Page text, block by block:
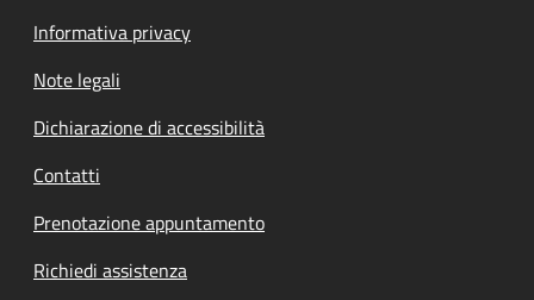
Informativa privacy
Note legali
Dichiarazione di accessibilità
Contatti
Prenotazione appuntamento
Richiedi assistenza